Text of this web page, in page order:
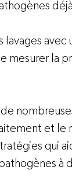
lavages
la
et le
qui
à